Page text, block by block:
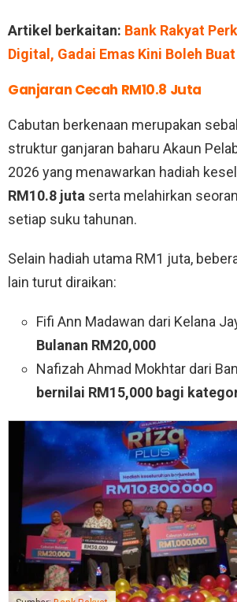
Artikel berkaitan: Bank Rakyat
Digital, Gadai Emas Kini Boleh Buat
Ganjaran Cecah RM10.8 Juta
Cabutan berkenaan merupakan
struktur ganjaran baharu Akaun
2026 yang menawarkan hadiah
RM10.8 juta serta melahirkan
setiap suku tahunan.
Selain hadiah utama RM1 juta,
lain turut diraikan:
Fifi Ann Madawan dari Kelana
Bulanan RM20,000
Nafizah Ahmad Mokhtar dari
bernilai RM15,000 bagi